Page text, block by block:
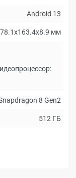
Android 13
78.1x163.4x8.9 мм
8 Gen2
512 ГБ